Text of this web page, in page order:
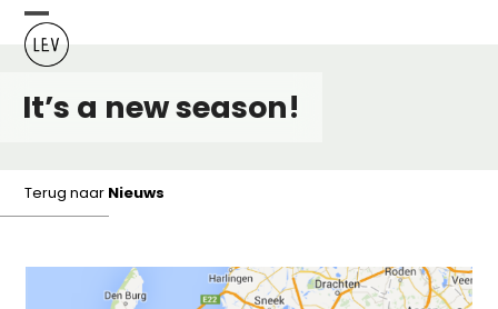
Skip
content
Open
mobile
menu
Close
mobile
menu
It’s a new season!
Terug naar Nieuws